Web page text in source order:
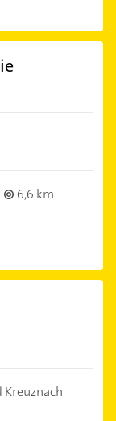
6,6 km
Kreuznach